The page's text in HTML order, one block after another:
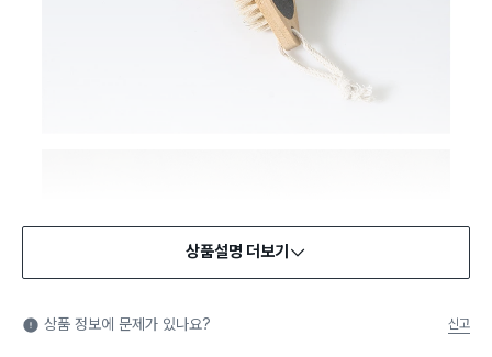
상품설명 더보기
상품 정보에 문제가 있나요? 신고